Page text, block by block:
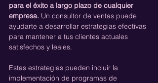
para el éxito a largo plazo de cualquier
empresa. Un consultor de ventas puede
ayudarte a desarrollar estrategias efectivas
para mantener a tus clientes actuales
satisfechos y leales.
Estas estrategias pueden incluir la
implementación de programas de